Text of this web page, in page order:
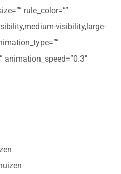
rule_color=””
visibility,large-